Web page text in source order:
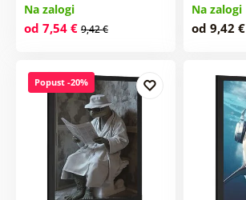
Na zalogi
od 7,54 € 9,42 €
Na zalogi
od 9,42 €
Popust -20%